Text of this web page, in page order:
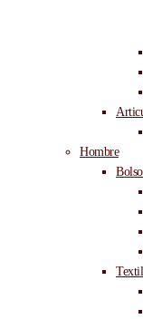
Hombre